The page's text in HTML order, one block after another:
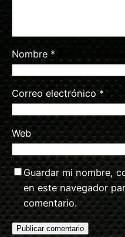
Nombre *
Correo electrónico*
Web
Guardar mi nombre,
en este navegador
comentario.